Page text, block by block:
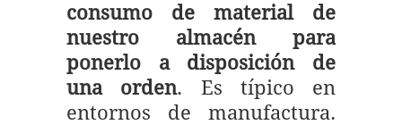
consumo de material de
nuestro almacén para
ponerlo a disposición de
una orden. Es típico en
entornos de manufactura.